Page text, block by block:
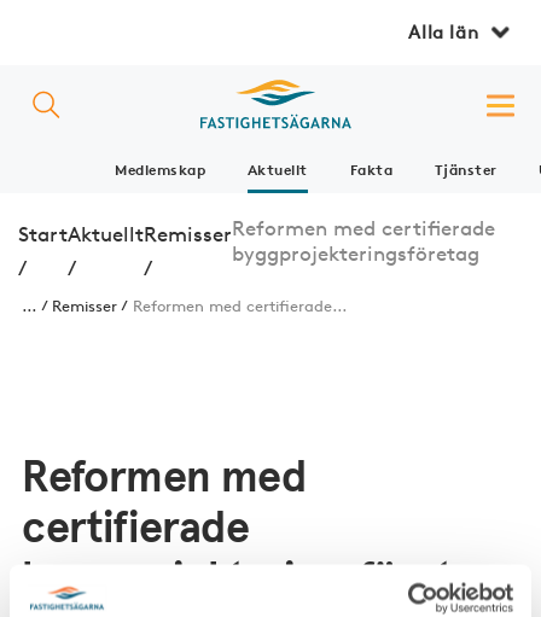
Alla län
Medlemskap Aktuellt Fakta Tjänster
Start
/
Aktuellt
/
Remisser
/
Reformen med certifierade
byggprojekteringsföretag
... Remisser Reformen med certifierade...
Reformen med
certifierade
byggprojekteringsföretag